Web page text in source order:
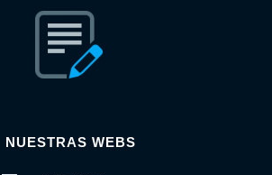
NUESTRAS WEBS